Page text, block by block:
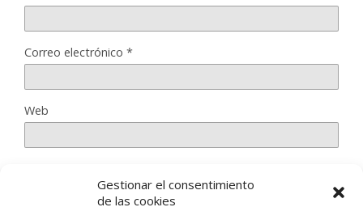
Gestionar el consentimiento
de las cookies
Correo electrónico *
Web
Guarda mi nombre, correo electrónico y web en este
navegador para la próxima vez que comente.